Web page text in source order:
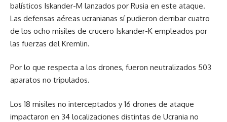
balísticos Iskander-M lanzados por Rusia en este ataque.
Las defensas aéreas ucranianas sí pudieron derribar cuatro
de los ocho misiles de crucero Iskander-K empleados por
las fuerzas del Kremlin.
Por lo que respecta a los drones, fueron neutralizados 503
aparatos no tripulados.
Los 18 misiles no interceptados y 16 drones de ataque
impactaron en 34 localizaciones distintas de Ucrania no